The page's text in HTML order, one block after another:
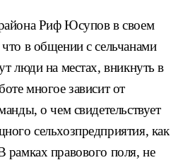
Риф Юсупов в своем
в общении с сельчанами
люди на местах, вникнуть в
многое зависит от
о чемсвидетельствует
сельхозпредприятия, как
рамках правового поля, не